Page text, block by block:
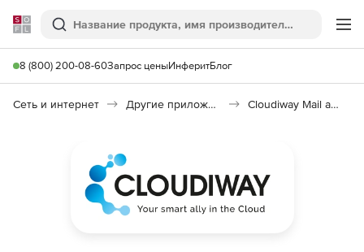
Softline
Поиск
8 (800) 200-08-60Запрос ценыИнферитБлог
Сеть и интернет Другие приложения Cloudiway Mail and File Migration